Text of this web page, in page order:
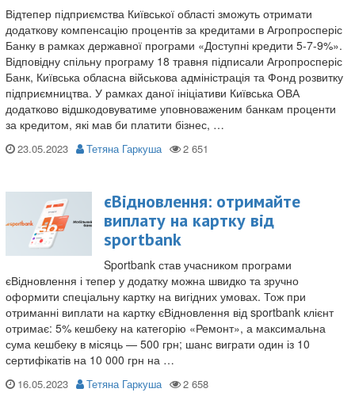
Відтепер підприємства Київської області зможуть отримати
додаткову компенсацію процентів за кредитами в Агропросперіс
Банку в рамках державної програми «Доступні кредити 5-7-9%».
Відповідну спільну програму 18 травня підписали Агропросперіс
Банк, Київська обласна військова адміністрація та Фонд розвитку
підприємництва. У рамках даної ініціативи Київська ОВА
додатково відшкодовуватиме уповноваженим банкам проценти
за кредитом, які мав би платити бізнес, …
23.05.2023 Тетяна Гаркуша
єВідновлення: отримайте
виплату на картку від
sportbank
Sportbank став учасником програми
єВідновлення і тепер у додатку можна швидко та зручно
оформити спеціальну картку на вигідних умовах. Тож при
отриманні виплати на картку єВідновлення від sportbank клієнт
отримає: 5% кешбеку на категорію «Ремонт», а максимальна
сума кешбеку в місяць — 500 грн; шанс виграти один із 10
сертифікатів на 10 000 грн на …
16.05.2023 Тетяна Гаркуша